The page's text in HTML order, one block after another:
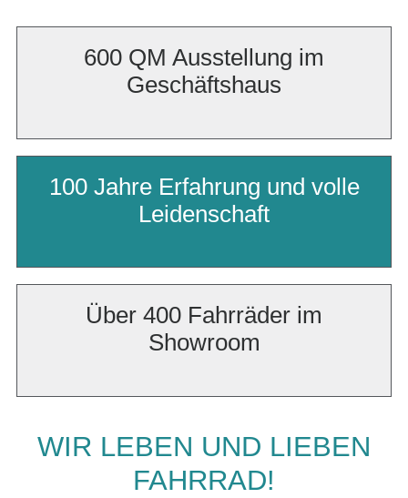
600 QM Ausstellung im
Geschäftshaus
100 Jahre Erfahrung und volle
Leidenschaft
Über 400 Fahrräder im
Showroom
WIR LEBEN UND LIEBEN
FAHRRAD!